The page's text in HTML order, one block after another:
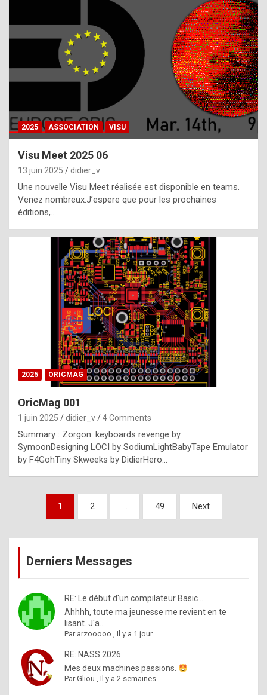
h
a
t
t
e
b
e
s
t
p
h
o
n
y
l
e
x
a
%
m
a
d
b
y
2025 ASSOCIATION VISU
Visu Meet 2025 06
13 juin 2025 didier_v
Une nouvelle Visu Meet réalisée est disponible en teams.
Venez nombreux.J’espere que pour les prochaines
éditions,…
2025 ORICMAG
OricMag 001
1 juin 2025 didier_v 4 Comments
Summary : Zorgon: keyboards revenge by
SymoonDesigning LOCI by SodiumLightBabyTape Emulator
by F4GohTiny Skweeks by DidierHero…
Pagination
publications
1 2 … 49 Next
Derniers Messages
RE: Le début d'un compilateur Basic ...
Ahhhh, toute ma jeunesse me revient en te
lisant. J'a...
Par arzooooo ,Il y a 1 jour
RE: NASS 2026
Mes deux machines passions.
ParGliou ,Il y a 2 semaines